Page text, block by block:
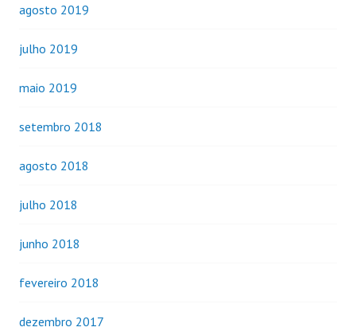
agosto 2019
julho 2019
maio 2019
setembro 2018
agosto 2018
julho 2018
junho 2018
fevereiro 2018
dezembro 2017